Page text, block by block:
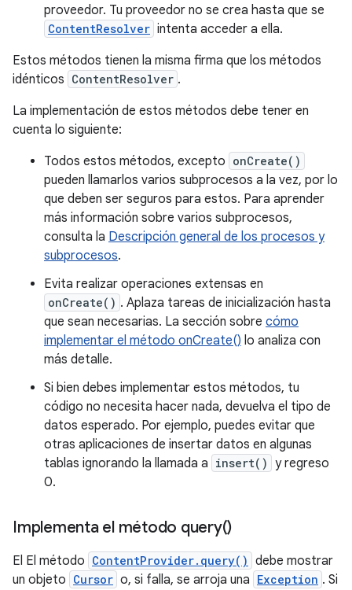
proveedor. Tu proveedor no se crea hasta que se
ContentResolver intenta acceder a ella.
Estos métodos tienen la misma firma que los métodos
idénticos ContentResolver .
La implementación de estos métodos debe tener en
cuenta lo siguiente:
Todos estos métodos, excepto onCreate()
pueden llamarlos varios subprocesos a la vez, por lo
que deben ser seguros para estos. Para aprender
más información sobre varios subprocesos,
consulta la Descripción general de los procesos y
subprocesos.
Evita realizar operaciones extensas en
onCreate() . Aplaza tareas de inicialización hasta
que sean necesarias. La sección sobre cómo
implementar el método onCreate() lo analiza con
más detalle.
Si bien debes implementar estos métodos, tu
código no necesita hacer nada, devuelva el tipo de
datos esperado. Por ejemplo, puedes evitar que
otras aplicaciones de insertar datos en algunas
tablas ignorando la llamada a insert() y regreso
0.
Implementa el método query()
El El método ContentProvider.query() debe mostrar
un objeto Cursor o, si falla, se arroja una Exception . Si